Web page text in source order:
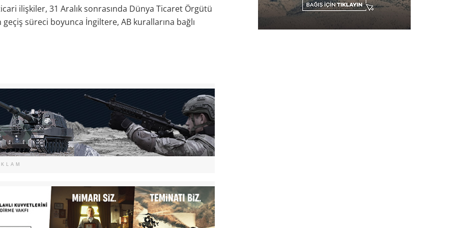
ilişkiler, 31 Aralık sonrasında Dünya Ticaret Örgütü
süreci boyunca İngiltere, AB kurallarına bağlı